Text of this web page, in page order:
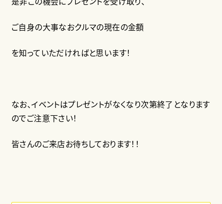
ご自身の大事なおクルマの現在の金額
を知っていただければと思います！
なお、イベントはプレゼントがなくなり次第終了となります
のでご注意下さい！
皆さんのご来店お待ちしております！！